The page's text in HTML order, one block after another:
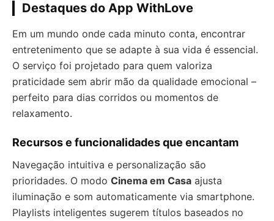
Destaques do App WithLove
Em um mundo onde cada minuto conta, encontrar
entretenimento que se adapte à sua vida é essencial.
O serviço foi projetado para quem valoriza
praticidade sem abrir mão da qualidade emocional –
perfeito para dias corridos ou momentos de
relaxamento.
Recursos e funcionalidades que encantam
Navegação intuitiva e personalização são
prioridades. O modo Cinema em Casa ajusta
iluminação e som automaticamente via smartphone.
Playlists inteligentes sugerem títulos baseados no